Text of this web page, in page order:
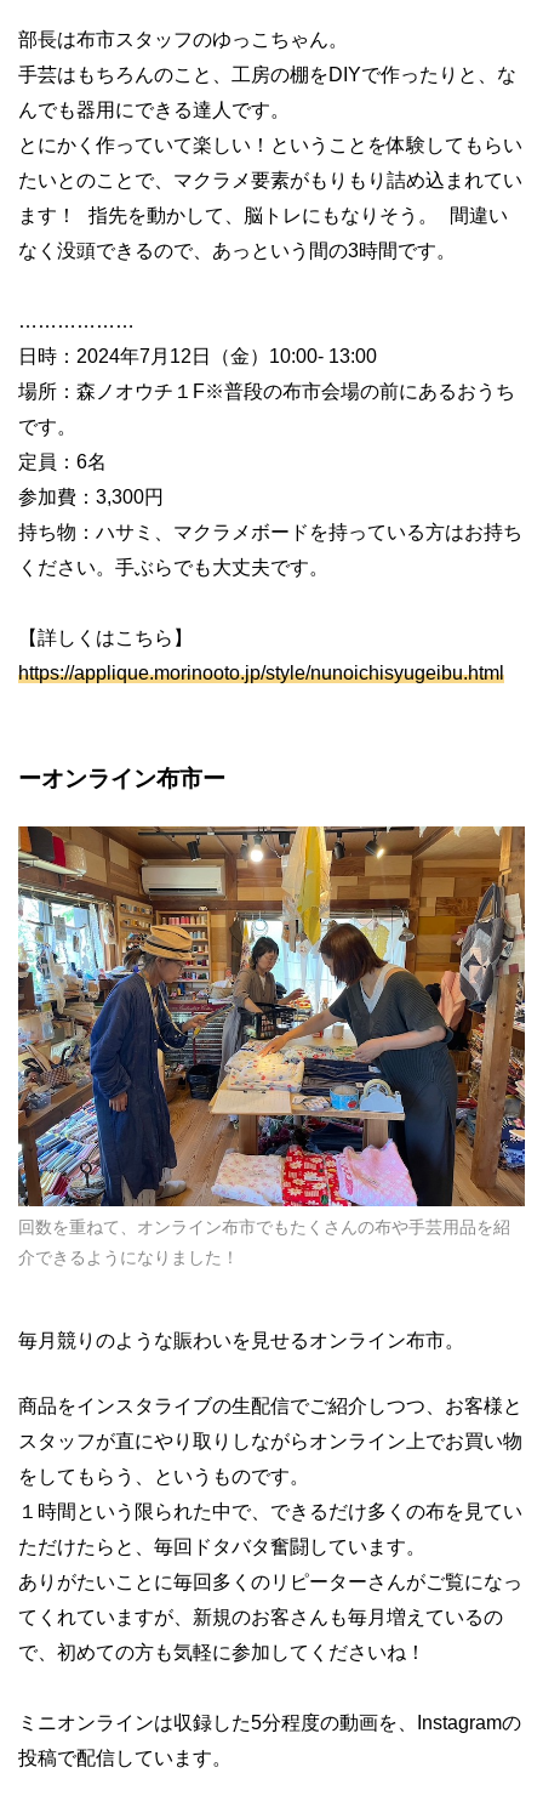
部長は布市スタッフのゆっこちゃん。
手芸はもちろんのこと、工房の棚をDIYで作ったりと、な
んでも器用にできる達人です。
とにかく作っていて楽しい！ということを体験してもらい
たいとのことで、マクラメ要素がもりもり詰め込まれてい
ます！ 指先を動かして、脳トレにもなりそう。 間違い
なく没頭できるので、あっという間の3時間です。
………………
日時：2024年7月12日（金）10:00- 13:00
場所：森ノオウチ１F※普段の布市会場の前にあるおうち
です。
定員：6名
参加費：3,300円
持ち物：ハサミ、マクラメボードを持っている方はお持ち
ください。手ぶらでも大丈夫です。
【詳しくはこちら】
https://applique.morinooto.jp/style/nunoichisyugeibu.html
ーオンライン布市ー
回数を重ねて、オンライン布市でもたくさんの布や手芸用品を紹
介できるようになりました！
毎月競りのような賑わいを見せるオンライン布市。
商品をインスタライブの生配信でご紹介しつつ、お客様と
スタッフが直にやり取りしながらオンライン上でお買い物
をしてもらう、というものです。
１時間という限られた中で、できるだけ多くの布を見てい
ただけたらと、毎回ドタバタ奮闘しています。
ありがたいことに毎回多くのリピーターさんがご覧になっ
てくれていますが、新規のお客さんも毎月増えているの
で、初めての方も気軽に参加してくださいね！
ミニオンラインは収録した5分程度の動画を、Instagramの
投稿で配信しています。